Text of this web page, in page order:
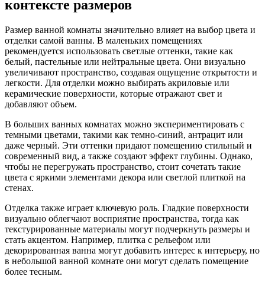
контексте размеров
Размер ванной комнаты значительно влияет на выбор цвета и
отделки самой ванны. В маленьких помещениях
рекомендуется использовать светлые оттенки, такие как
белый, пастельные или нейтральные цвета. Они визуально
увеличивают пространство, создавая ощущение открытости и
легкости. Для отделки можно выбирать акриловые или
керамические поверхности, которые отражают свет и
добавляют объем.
В больших ванных комнатах можно экспериментировать с
темными цветами, такими как темно-синий, антрацит или
даже черный. Эти оттенки придают помещению стильный и
современный вид, а также создают эффект глубины. Однако,
чтобы не перегружать пространство, стоит сочетать такие
цвета с яркими элементами декора или светлой плиткой на
стенах.
Отделка также играет ключевую роль. Гладкие поверхности
визуально облегчают восприятие пространства, тогда как
текстурированные материалы могут подчеркнуть размеры и
стать акцентом. Например, плитка с рельефом или
декорированная ванна могут добавить интерес к интерьеру, но
в небольшой ванной комнате они могут сделать помещение
более тесным.